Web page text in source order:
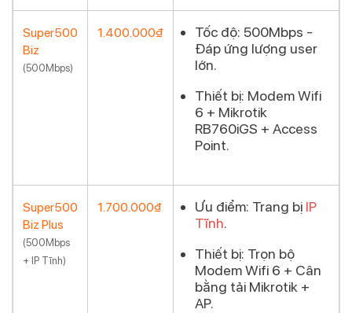
Super500
Biz
(500Mbps)
1.400.000₫ Tốc độ: 500Mbps -
Đáp ứng lượng user
lớn.
Thiết bị: Modem Wifi
6 + Mikrotik
RB760iGS + Access
Point.
Super500
Biz Plus
(500Mbps
+ IP Tĩnh)
1.700.000₫ Ưu điểm: Trang bị IP
Tĩnh.
Thiết bị: Trọn bộ
Modem Wifi 6 + Cân
bằng tải Mikrotik +
AP.